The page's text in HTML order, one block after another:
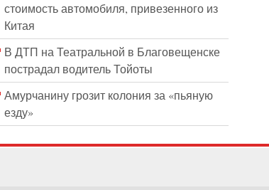
стоимость автомобиля, привезенного из
Китая
В ДТП на Театральной в Благовещенске
пострадал водитель Тойоты
Амурчанину грозит колония за «пьяную
езду»